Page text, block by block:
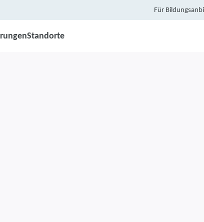
Für
Standorte